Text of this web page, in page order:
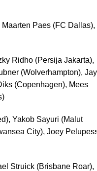
Paes (FC Dallas),
Ridho (Persija Jakarta),
(Wolverhampton), Jay
(Copenhagen), Mees
Yakob Sayuri (Malut
City), Joey
Struick (Brisbane Roar),